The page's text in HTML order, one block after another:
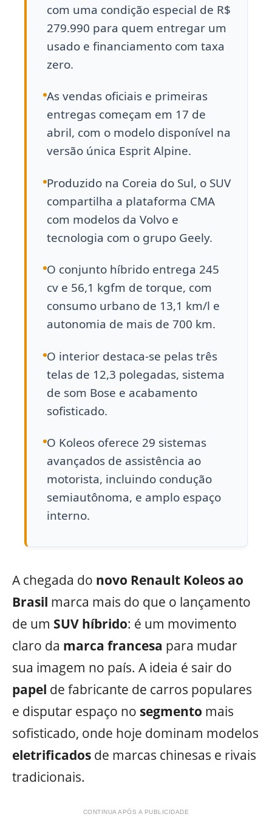
com uma condição especial de R$
279.990 para quem entregar um
usado e financiamento com taxa
zero.
As vendas oficiais e primeiras
entregas começam em 17 de
abril, com o modelo disponível na
versão única Esprit Alpine.
Produzido na Coreia do Sul, o SUV
compartilha a plataforma CMA
com modelos da Volvo e
tecnologia com o grupo Geely.
O conjunto híbrido entrega 245
cv e 56,1 kgfm de torque, com
consumo urbano de 13,1 km/l e
autonomia de mais de 700 km.
O interior destaca-se pelas três
telas de 12,3 polegadas, sistema
de som Bose e acabamento
sofisticado.
O Koleos oferece 29 sistemas
avançados de assistência ao
motorista, incluindo condução
semiautônoma, e amplo espaço
interno.
A chegada do novo Renault Koleos ao
Brasil marca mais do que o lançamento
de um SUV híbrido: é um movimento
claro da marca francesa para mudar
sua imagem no país. A ideia é sair do
papel de fabricante de carros populares
e disputar espaço no segmento mais
sofisticado, onde hoje dominam modelos
eletrificados de marcas chinesas e rivais
tradicionais.
CONTINUA APÓS A PUBLICIDADE